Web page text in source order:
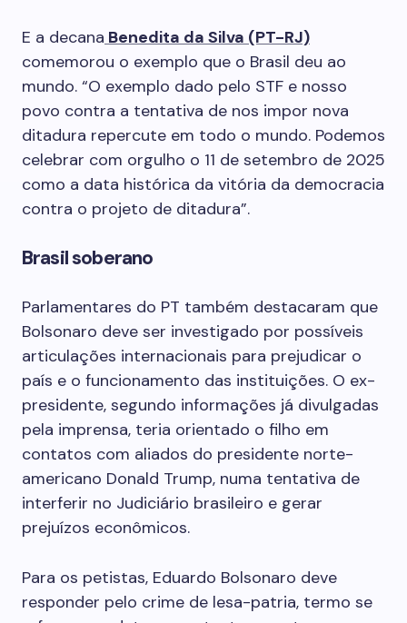
E a decana Benedita da Silva (PT-RJ)
comemorou o exemplo que o Brasil deu ao
mundo. “O exemplo dado pelo STF e nosso
povo contra a tentativa de nos impor nova
ditadura repercute em todo o mundo. Podemos
celebrar com orgulho o 11 de setembro de 2025
como a data histórica da vitória da democracia
contra o projeto de ditadura”.
Brasil soberano
Parlamentares do PT também destacaram que
Bolsonaro deve ser investigado por possíveis
articulações internacionais para prejudicar o
país e o funcionamento das instituições. O ex-
presidente, segundo informações já divulgadas
pela imprensa, teria orientado o filho em
contatos com aliados do presidente norte-
americano Donald Trump, numa tentativa de
interferir no Judiciário brasileiro e gerar
prejuízos econômicos.
Para os petistas, Eduardo Bolsonaro deve
responder pelo crime de lesa-patria, termo se